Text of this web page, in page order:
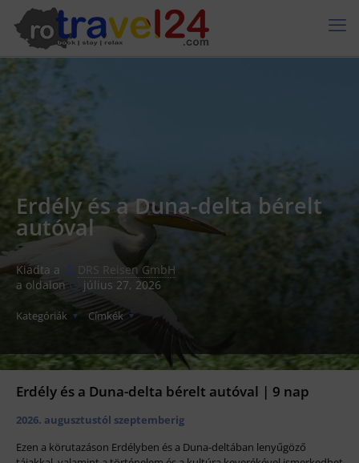
Erdély és a Duna-delta bérelt
autóval
Kiadta a
DRS Reisen GmbH
a oldalon
július 27, 2026
Kategóriák Címkék
Erdély és a Duna-delta bérelt autóval | 9 nap
2026. augusztustól szeptemberig
Ezen a körutazáson Erdélyben és a Duna-deltában lenyűgöző